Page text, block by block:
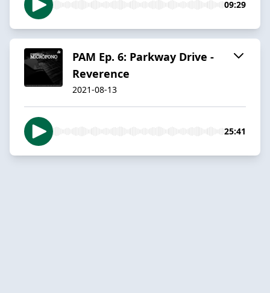
09:29
PAM Ep. 6: Parkway Drive -
Reverence
2021-08-13
25:41